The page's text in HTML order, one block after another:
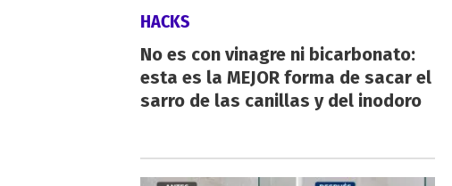
HACKS
No es con vinagre ni bicarbonato:
esta es la MEJOR forma de sacar el
sarro de las canillas y del inodoro